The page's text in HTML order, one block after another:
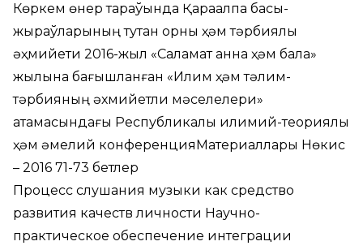
Көркем өнер тараўында Қарақалпақ бақсы-
жыраўларының тутқан орны ҳәм тәрбиялық
әҳмийети 2016-жыл «Саламат анна ҳәм бала»
жылына бағышланған «Илим ҳәм тәлим-
тәрбияның әхмийетли мәселелери»
атамасындағы Республикалық илимий-теориялық
ҳәм әмелий конференцияМатериаллары Нөкис
– 2016 71-73 бетлер
Процесс слушания музыки как средство
развития качеств личности Научно-
практическое обеспечение интеграции